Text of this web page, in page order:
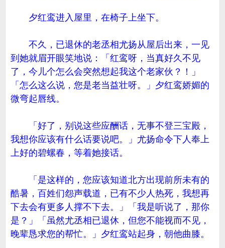
夕红鸾进入屋里，在椅子上坐下。
不久，已退休的老丞相尤扬从屋后出来，一见
到她就眉开眼笑地说：「红鸾呀，当真好久不见
了，今儿个怎么会突然想起我这个老家伙？！」
「怎么这么说，您是老当益壮呀。」夕红鸾娇媚的
微弯起唇线。
「好了，别说这些应酬话，无事不登三宝殿，
我想你应该有什么话要说吧。」尤扬命令下人奉上
上好的碧螺春，等着她接话。
「是这样的，您应该知道北方出现前所未有的
酷暑，百姓们怨声载道，已有不少人热死，我想再
下去会有更多人撑不下去。」「我是听说了，那你
是？」「虽然尤丞相已退休，但您不能视而不见，
晚辈恳求您的帮忙。」夕红鸾站起身，朝他曲膝。